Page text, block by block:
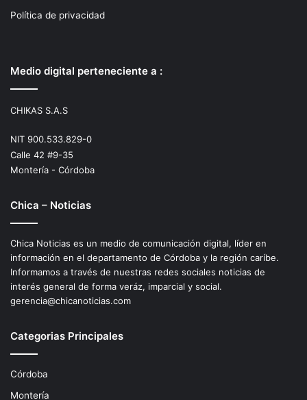
Política de privacidad
Medio digital perteneciente a :
CHIKAS S.A.S
NIT 900.533.829-0
Calle 42 #9-35
Montería - Córdoba
Chica – Noticias
Chica Noticias es un medio de comunicación digital, líder en
información en el departamento de Córdoba y la región caríbe.
Informamos a través de nuestras redes sociales noticias de
interés general de forma veráz, imparcial y social.
gerencia@chicanoticias.com
Categorias Principales
Córdoba
Montería